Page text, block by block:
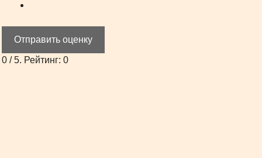
Отправить оценку
0 / 5. Рейтинг: 0